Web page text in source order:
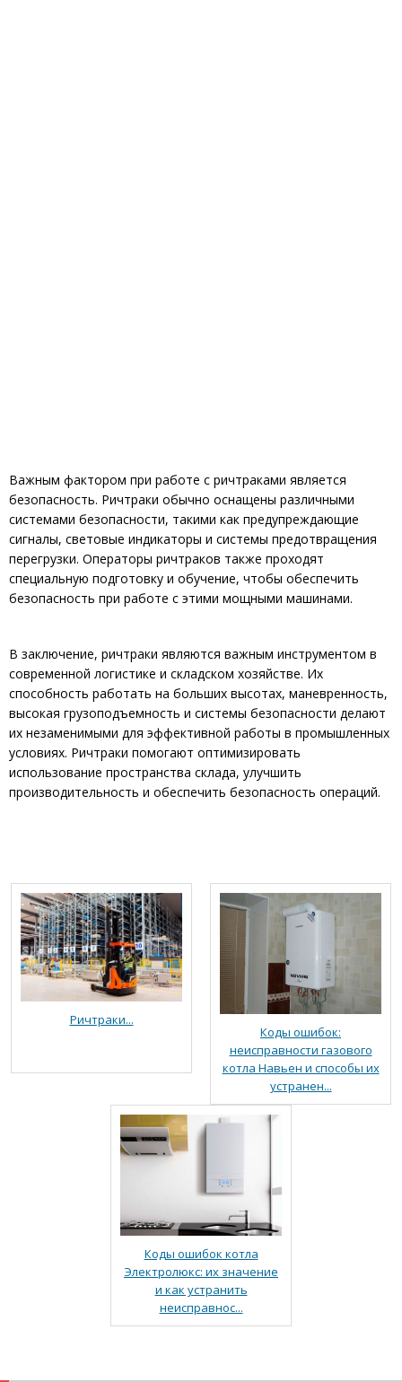
Важным фактором при работе с ричтраками является
безопасность. Ричтраки обычно оснащены различными
системами безопасности, такими как предупреждающие
сигналы, световые индикаторы и системы предотвращения
перегрузки. Операторы ричтраков также проходят
специальную подготовку и обучение, чтобы обеспечить
безопасность при работе с этими мощными машинами.
В заключение, ричтраки являются важным инструментом в
современной логистике и складском хозяйстве. Их
способность работать на больших высотах, маневренность,
высокая грузоподъемность и системы безопасности делают
их незаменимыми для эффективной работы в промышленных
условиях. Ричтраки помогают оптимизировать
использование пространства склада, улучшить
производительность и обеспечить безопасность операций.
Ричтраки...
Коды ошибок:
неисправности газового
котла Навьен и способы их
устранен...
Коды ошибок котла
Электролюкс: их значение
и как устранить
неисправнос...